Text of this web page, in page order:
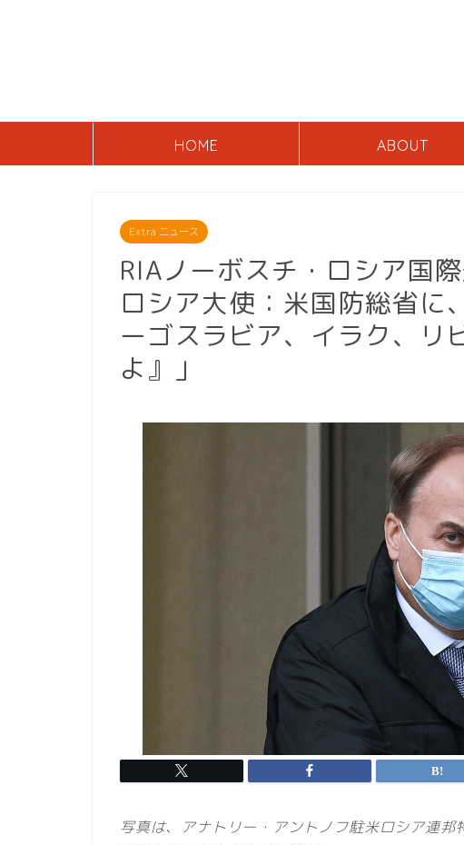
HOME ABOUT
Extra ニュース
RIAノーボスチ・ロシア国
ロシア大使：米国防総省に
ーゴスラビア、イラク、リ
よ』」
写真は、アナトリー・アントノフ駐米ロシア連邦